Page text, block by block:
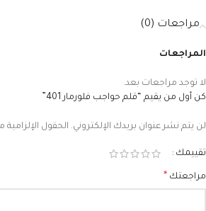
مراجعات (0)
المراجعات
لا توجد مراجعات بعد.
كن أول من يقيم “قلم حواجب فلورمار 401”
لن يتم نشر عنوان بريدك الإلكتروني. الحقول الإلزامية
تقييمك
مراجعتك *